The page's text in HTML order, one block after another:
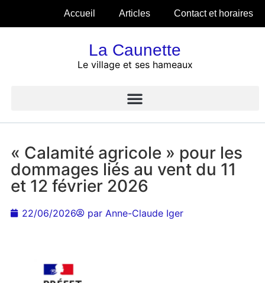
Accueil Articles Contact et horaires
La Caunette
Le village et ses hameaux
« Calamité agricole » pour les
dommages liés au vent du 11
et 12 février 2026
22/06/2026 parAnne-Claude Iger